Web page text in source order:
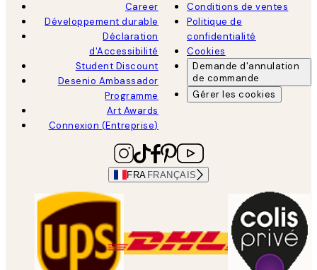
Career
Développement durable
Déclaration
d'Accessibilité
Student Discount
Desenio Ambassador
Programme
Art Awards
Connexion (Entreprise)
Conditions de ventes
Politique de
confidentialité
Cookies
Demande d'annulation
de commande
Gérer les cookies
FRA FRANÇAIS